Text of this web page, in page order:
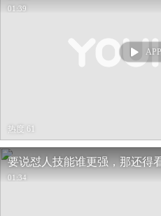
01:39
热度 61
要说怼人技能谁更强，那还得
01:34